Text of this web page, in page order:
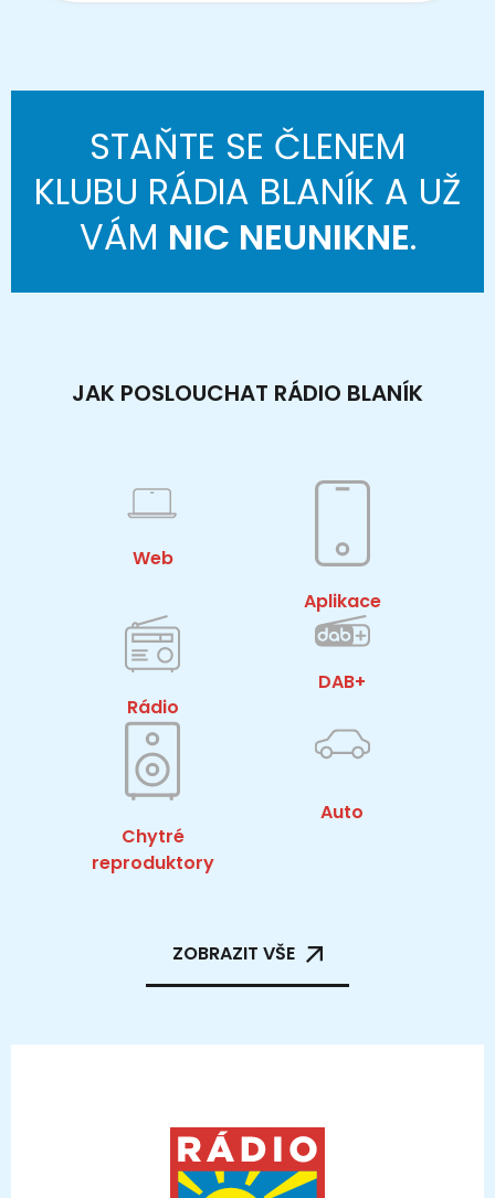
STAŇTE SE ČLENEM
KLUBU RÁDIA BLANÍK A UŽ
VÁM NIC NEUNIKNE.
JAK POSLOUCHAT RÁDIO BLANÍK
Web
Aplikace
Rádio
DAB+
Chytré
reproduktory
Auto
ZOBRAZIT VŠE